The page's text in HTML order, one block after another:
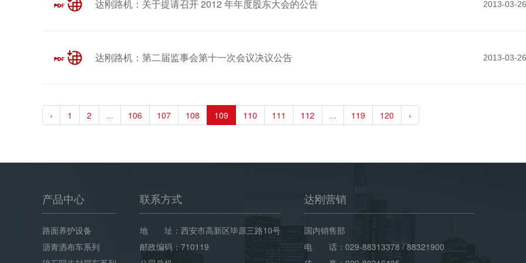
2013-03-26
达刚路机：关于提请召开 2012 年年度股东大会的公告
2013-03-26
达刚路机：第二届监事会第十一次会议决议公告
‹ 1 2 ... 106 107 108 109 110 111 112 ... 119 120 ›
产品中心
路面养护设备
沥青洒布车系列
联系方式
地 址：西安市高新区毕原三路10号
邮政编码：710119
达刚营销
国内销售部
电 话：029-88313378 / 88321900